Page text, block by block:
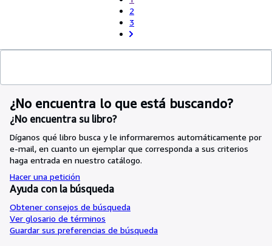
2
3
¿No encuentra lo que está buscando?
¿No encuentra su libro?
Díganos qué libro busca y le informaremos automáticamente por
e-mail, en cuanto un ejemplar que corresponda a sus criterios
haga entrada en nuestro catálogo.
Hacer una petición
Ayuda con la búsqueda
Obtener consejos de búsqueda
Ver glosario de términos
Guardar sus preferencias de búsqueda